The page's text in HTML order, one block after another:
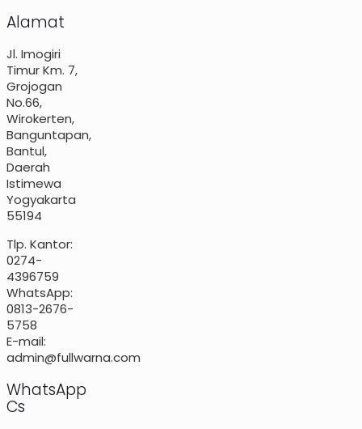
Alamat
Jl. Imogiri
Timur Km. 7,
Grojogan
No.66,
Wirokerten,
Banguntapan,
Bantul,
Daerah
Istimewa
Yogyakarta
55194
Tlp. Kantor:
0274-
4396759
WhatsApp:
0813-2676-
5758
E-mail:
admin@fullwarna.com
WhatsApp
Cs